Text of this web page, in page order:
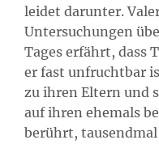
leidet darunter.
Untersuchungen
Tages erfährt, dass
er fast unfruchtbar
zu ihren Eltern und
auf ihren ehemals
berührt,